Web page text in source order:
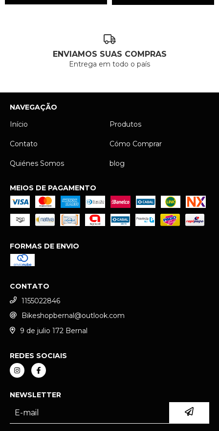
ENVIAMOS SUAS COMPRAS
Entrega em todo o país
NAVEGAÇÃO
Início
Produtos
Contato Cómo Comprar
Quiénes Somos blog
MEIOS DE PAGAMENTO
FORMAS DE ENVIO
CONTATO
1155022846
Bikeshopbernal@outlook.com
9 de julio 172 Bernal
REDES SOCIAIS
NEWSLETTER